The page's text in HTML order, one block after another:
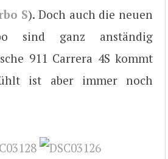
S). Doch auch die neuen
sind ganz anständig
911 Carrera 4S kommt
ist aber immer noch